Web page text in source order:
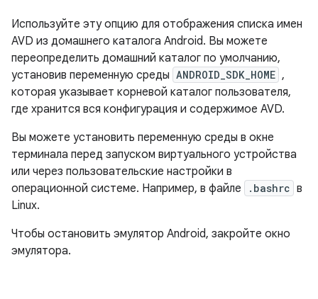
Используйте эту опцию для отображения списка имен
AVD из домашнего каталога Android. Вы можете
переопределить домашний каталог по умолчанию,
установив переменную среды ANDROID_SDK_HOME ,
которая указывает корневой каталог пользователя,
где хранится вся конфигурация и содержимое AVD.
Вы можете установить переменную среды в окне
терминала перед запуском виртуального устройства
или через пользовательские настройки в
операционной системе. Например, в файле
.bashrc в
Linux.
Чтобы остановить эмулятор Android, закройте окно
эмулятора.